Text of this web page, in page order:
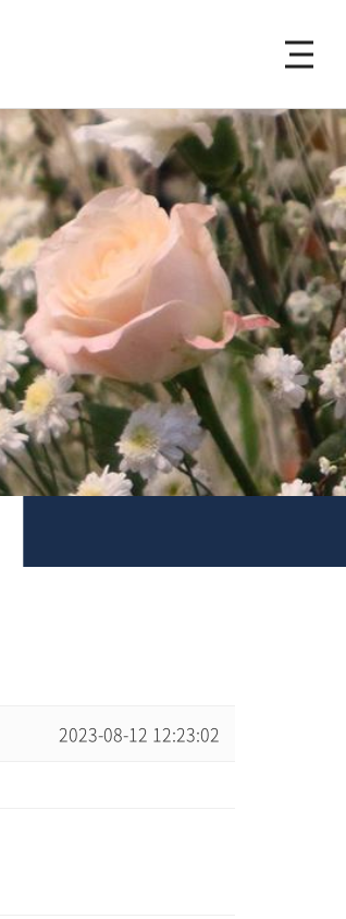
소식과 나눔
교회주보
교회 앨범
행사 사진
입성식 사진
새가족 사진
교우 가정 심방
공지사항
행정양식
2023-08-12 12:23:02